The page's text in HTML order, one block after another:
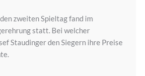
zweiten Spieltag fand im
statt. Bei welcher
Staudinger den Siegern ihre Preise